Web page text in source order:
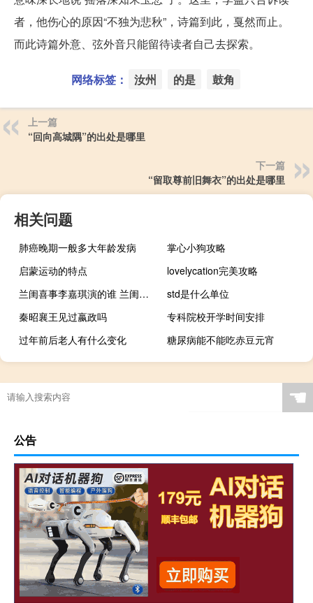
者，他伤心的原因“不独为悲秋”，诗篇到此，戛然而止。
而此诗篇外意、弦外音只能留待读者自己去探索。
网络标签： 汝州 的是 鼓角
上一篇
“回向高城隅”的出处是哪里
下一篇
“留取尊前旧舞衣”的出处是哪里
相关问题
肺癌晚期一般多大年龄发病
掌心小狗攻略
启蒙运动的特点
lovelycation完美攻略
兰闺喜事李嘉琪演的谁 兰闺喜事谁和谁是一对
std是什么单位
秦昭襄王见过嬴政吗
专科院校开学时间安排
过年前后老人有什么变化
糖尿病能不能吃赤豆元宵
☚
公告